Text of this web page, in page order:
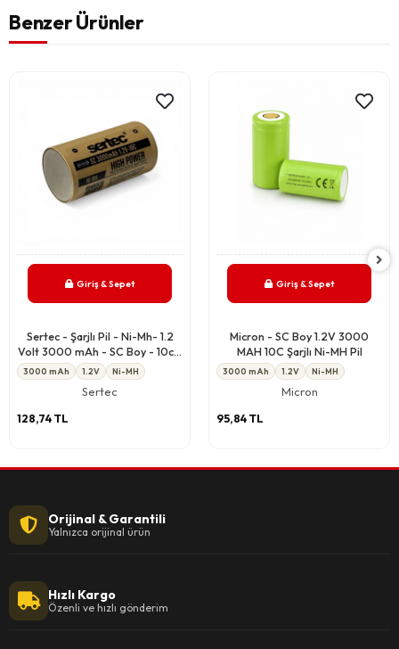
Benzer Ürünler
Giriş & Sepet
Sertec - Şarjlı Pil - Ni-Mh- 1.2
Volt 3000 mAh - SC Boy - 10c -
Başsız
3000 mAh 1.2V Ni-MH
Sertec
128,74 TL
Giriş & Sepet
Micron - SC Boy 1.2V 3000
MAH 10C Şarjlı Ni-MH Pil
3000 mAh 1.2V Ni-MH
Micron
95,84 TL
Orijinal & Garantili
Yalnızca orijinal ürün
Hızlı Kargo
Özenli ve hızlı gönderim